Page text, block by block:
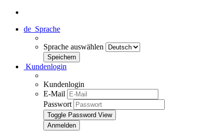
de Sprache
Sprache auswählen
Kundenlogin
Kundenlogin
E-Mail
Passwort
Toggle Password View